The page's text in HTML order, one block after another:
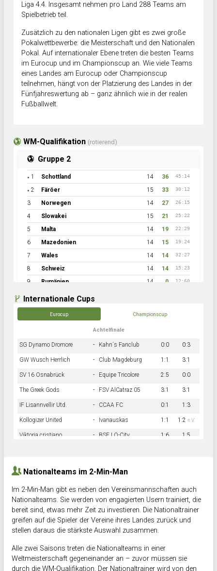
Liga 4.4. Insgesamt nehmen pro Land 288 Teams am
Spielbetrieb teil.
Zusätzlich zu den nationalen Ligen gibt es zwei große
Pokalwettbewerbe: die Meisterschaft und den Nationalen
Pokal. Auf internationaler Ebene treten die besten Teams
im Eurocup und im Championscup an. Wie viele Teams
eines Landes am Eurocup oder Championscup
teilnehmen, hängt von der Platzierung des Landes in der
Fünfjahreswertung ab – ganz ähnlich wie in der realen
Fußballwelt.
WM-Qualifikation (rotierend)
Gruppe 2
● 1 Schottland 14 36 45:14
● 2 Färöer 15 33 30:12
3 Norwegen 14 27 26:15
4 Slowakei 15 21 25:22
5 Malta 14 19 22:29
6 Mazedonien 14 15 19:24
7 Wales 14 14 32:27
8 Schweiz 14 14 15:23
9 Rumänien 14 0 12:60
Internationale Cups
Eurocup Championscup
Achtelfinale
SG Dynamo Dromore - Kahn´s Fanclub 0:0 0:3
GW Wusch Herrlich - Club Magdeburg 1:1 3:1
SV 16 Osnabrück - Equipe Tricolore 2:5 0:0
The Greek Gods - FSV AlCatraz 05 3:1 3:1
IF Lisannvellir Utd. - CCAA FC 0:1 1:3
Kollogizer United - Ivanauskas 1:1 1:2 n.V.
Viktoria cristiano - BSF LO-City 1:6 1:5
Nationalteams im 2-Min-Man
Im 2-Min-Man gibt es neben den Vereinsmannschaften auch
Nationalteams. Sie werden von engagierten Usern trainiert, die
bereit sind, etwas mehr Zeit zu investieren. Die Nationaltrainer
greifen auf die Spieler der Vereine ihres Landes zurück und
stellen daraus die stärkste Auswahl zusammen.
Alle zwei Saisons treten die Nationalteams in einer
Weltmeisterschaft gegeneinander an – zuvor müssen sie
durch die WM-Qualifikation. Der Nationaltrainer wird von den